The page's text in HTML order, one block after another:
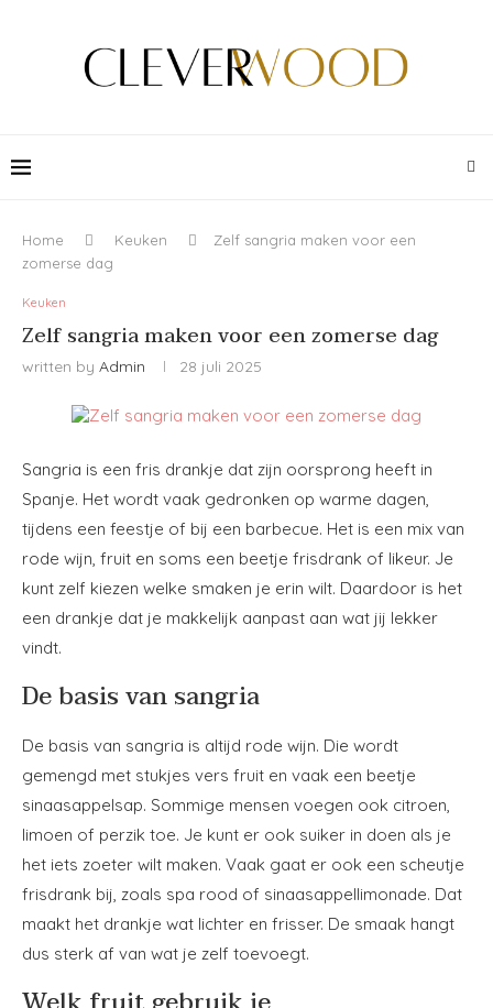
Home Keuken
Zelf sangria maken voor een
zomerse dag
Keuken
Zelf sangria maken voor een zomerse dag
written by Admin 28 juli 2025
Sangria is een fris drankje dat zijn oorsprong heeft in
Spanje. Het wordt vaak gedronken op warme dagen,
tijdens een feestje of bij een barbecue. Het is een mix van
rode wijn, fruit en soms een beetje frisdrank of likeur. Je
kunt zelf kiezen welke smaken je erin wilt. Daardoor is het
een drankje dat je makkelijk aanpast aan wat jij lekker
vindt.
De basis van sangria
De basis van sangria is altijd rode wijn. Die wordt
gemengd met stukjes vers fruit en vaak een beetje
sinaasappelsap. Sommige mensen voegen ook citroen,
limoen of perzik toe. Je kunt er ook suiker in doen als je
het iets zoeter wilt maken. Vaak gaat er ook een scheutje
frisdrank bij, zoals spa rood of sinaasappellimonade. Dat
maakt het drankje wat lichter en frisser. De smaak hangt
dus sterk af van wat je zelf toevoegt.